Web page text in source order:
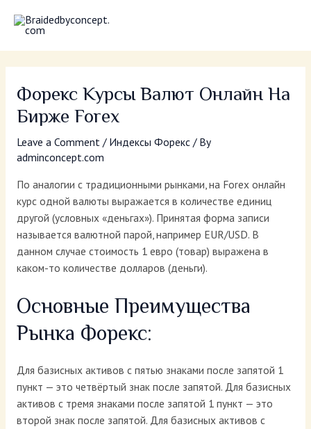
Форекс Курсы Валют Онлайн На
Бирже Forex
Leave a Comment / Индексы Форекс/ By
adminconcept.com
По аналогии с традиционными рынками, на Forex онлайн
курс одной валюты выражается в количестве единиц
другой (условных «деньгах»). Принятая форма записи
называется валютной парой, например EUR/USD. В
данном случае стоимость 1 евро (товар) выражена в
каком-то количестве долларов (деньги).
Основные Преимущества
Рынка Форекс:
Для базисных активов с пятью знаками после запятой 1
пункт — это четвёртый знак после запятой. Для базисных
активов с тремя знаками после запятой 1 пункт — это
второй знак после запятой. Для базисных активов с